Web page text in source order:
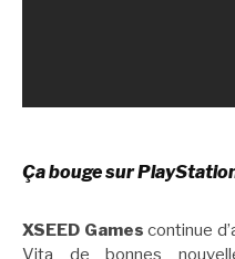
Ça bouge sur
XSEED Games continue
Vita de bonnes